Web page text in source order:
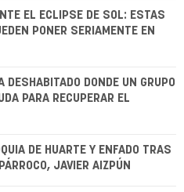
EL ECLIPSE DE SOL: ESTAS
PONER SERIAMENTE EN
DESHABITADO DONDE UN GRUPO
PARA RECUPERAR EL
DE HUARTE Y ENFADO TRAS
JAVIER AIZPÚN